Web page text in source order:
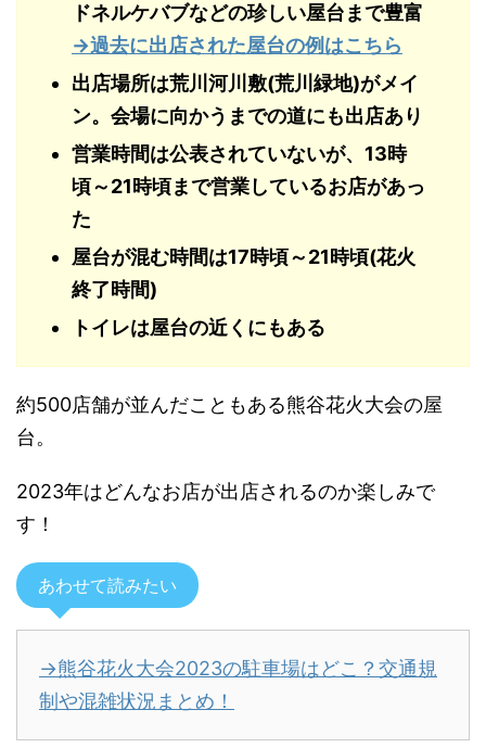
ドネルケバブなどの珍しい屋台まで豊富
→過去に出店された屋台の例はこちら
出店場所は荒川河川敷(荒川緑地)がメイ
ン。会場に向かうまでの道にも出店あり
営業時間は公表されていないが、13時
頃～21時頃まで営業しているお店があっ
た
屋台が混む時間は17時頃～21時頃(花火
終了時間)
トイレは屋台の近くにもある
約500店舗が並んだこともある熊谷花火大会の屋
台。
2023年はどんなお店が出店されるのか楽しみで
す！
あわせて読みたい
→熊谷花火大会2023の駐車場はどこ？交通規
制や混雑状況まとめ！